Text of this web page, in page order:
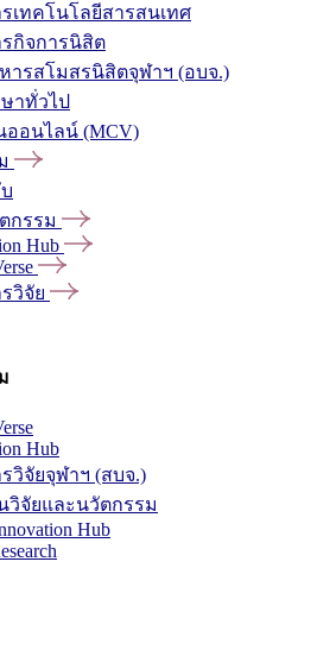
เทคโนโลยีสารสนเทศ
กิจการนิสิต
ารสโมสรนิสิตจุฬาฯ (อบจ.)
าทั่วไป
ออนไลน์ (MCV)
กรรม
Hub
วิจัย
Hub
วิจัยจุฬาฯ (สบจ.)
วิจัยและนวัตกรรม
Hub